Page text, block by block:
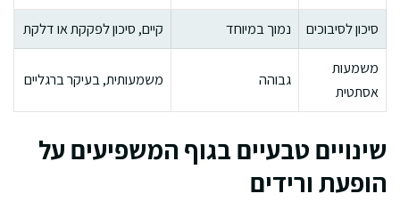
סיכון לסיבוכים
נמוך במיוחד
קיים, סיכון לפקקת או דלקת
משמעות
אסתטית
גבוהה משמעותית, בעיקר ברגליים
שינויים טבעיים בגוף המשפיעים על
הופעת ורידים